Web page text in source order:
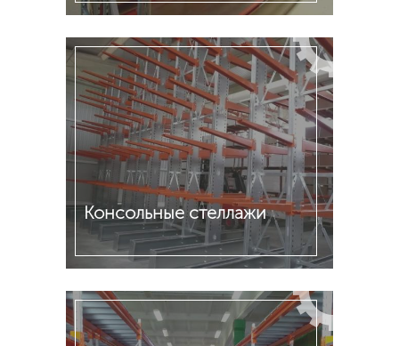
Подробнее
Консольные стеллажи
Подробнее